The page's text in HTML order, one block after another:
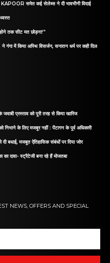
समेत कई सेलेब्स ने दी भावभीनी विदाई
तक सीट मत छोड़ना!”
में किया अस्थि विसर्जन, सनातन धर्म पर कही दिल
प्रस्ताव को पूरी तरह से किया खारिज
निभाने के लिए मजबूर नहीं : पेंटागन के पूर्व अधिकारी
बधाई, मजबूत ऐतिहासिक संबंधों पर दिया जोर
का दावा- स्ट्रैटेजी बना रहे हैं मोजतबा
NEWS, OFFERS AND SPECIAL